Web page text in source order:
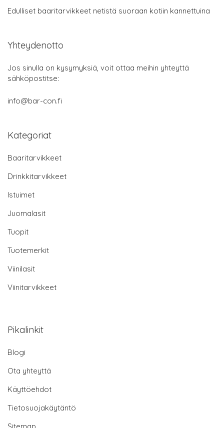
Edulliset baaritarvikkeet netistä suoraan kotiin kannettuina
Yhteydenotto
Jos sinulla on kysymyksiä, voit ottaa meihin yhteyttä
sähköpostitse:
info@bar-con.fi
Kategoriat
Baaritarvikkeet
Drinkkitarvikkeet
Istuimet
Juomalasit
Tuopit
Tuotemerkit
Viinilasit
Viinitarvikkeet
Pikalinkit
Blogi
Ota yhteyttä
Käyttöehdot
Tietosuojakäytäntö